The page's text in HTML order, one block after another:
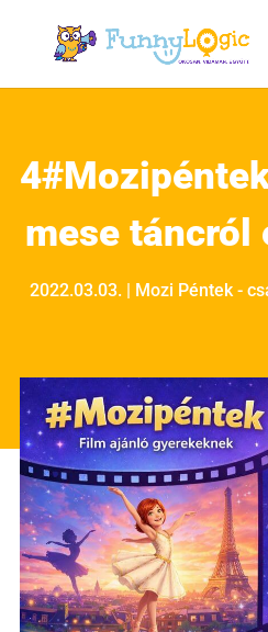
mese táncról
2022.03.03. | Mozi Péntek -